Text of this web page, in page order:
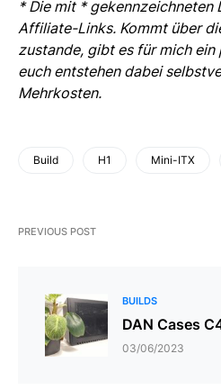
* Die mit * gekennzeichneten
Affiliate-Links. Kommt über
zustande, gibt es für mich ein
euch entstehen dabei
Mehrkosten.
Build H1 Mini-ITX
PREVIOUS POST
BUILDS
DAN Cases
03/06/2023